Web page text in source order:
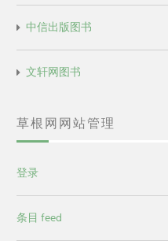
中信出版图书
文轩网图书
草根网网站管理
登录
条目 feed